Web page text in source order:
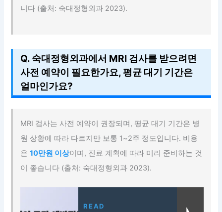
니다 (출처: 숙대정형외과 2023).
Q. 숙대정형외과에서 MRI 검사를 받으려면
사전 예약이 필요한가요, 평균 대기 기간은
얼마인가요?
MRI 검사는 사전 예약이 권장되며, 평균 대기 기간은 병
원 상황에 따라 다르지만 보통 1~2주 정도입니다. 비용
은10만원 이상이며, 진료 계획에 따라 미리 준비하는 것
이 좋습니다 (출처: 숙대정형외과 2023).
READ